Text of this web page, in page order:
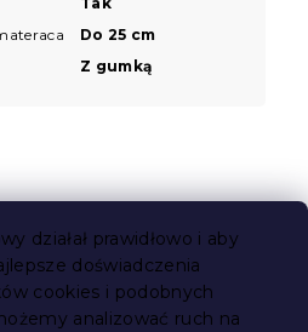
działał prawidłowo i aby
doświadczenia
cookies i podobnych
analizować ruch na
Do 25 cm
Z gumką